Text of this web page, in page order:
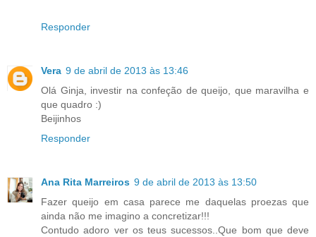
Responder
Vera 9 de abril de 2013 às 13:46
Olá Ginja, investir na confeção de queijo, que maravilha e
que quadro :)
Beijinhos
Responder
Ana Rita Marreiros 9 de abril de 2013 às 13:50
Fazer queijo em casa parece me daquelas proezas que
ainda não me imagino a concretizar!!!
Contudo adoro ver os teus sucessos..Que bom que deve